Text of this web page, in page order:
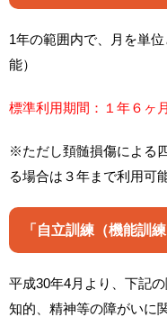
1年の範囲内で、月を単
能）
標準利用期間：１年６ヶ月
※ただし頚髄損傷による
る場合は３年まで利用可
「自立訓練（機能訓
平成30年4月より、下記
知的、精神等の障がいに